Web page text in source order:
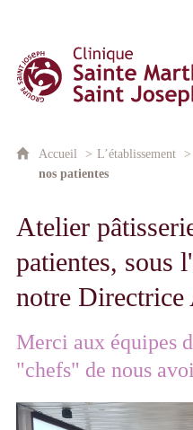
Accueil L’établissement
nos patientes
Atelier
patientes, sous
notre
Merci aux équipes
"chefs" de nous